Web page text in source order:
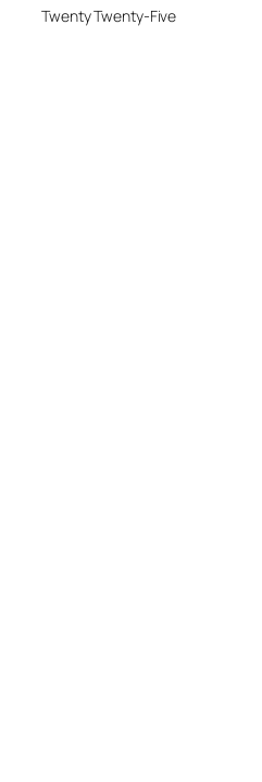
Twenty Twenty-Five